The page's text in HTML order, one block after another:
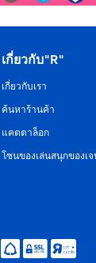
เกี่ยวกับ"R"
เกี่ยวกับเรา
ค้นหาร้านค้า
แคตตาล็อก
โซนของเล่นสนุกของเ